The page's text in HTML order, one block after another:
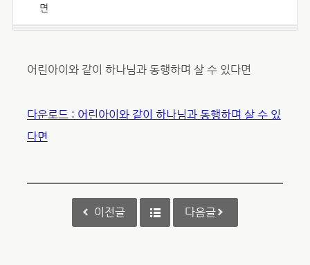
면
어린아이와 같이 하나님과 동행하며 살 수 있다면
다운로드 : 어린아이와 같이 하나님과 동행하며 살 수 있
다면
이전글 다음글